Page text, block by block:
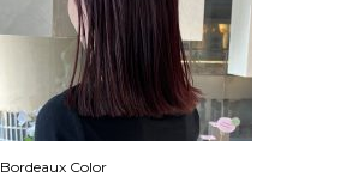
Bordeaux Color